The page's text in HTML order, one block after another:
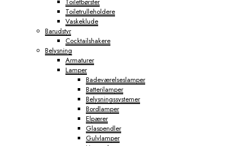
Toiletrulleholdere
Vaskeklude
Barudstyr
Cocktailshakere
Belysning
Armaturer
Lamper
Badeværelseslamper
Batterilamper
Belysningssystemer
Bordlamper
Elpærer
Glaspendler
Gulvlamper